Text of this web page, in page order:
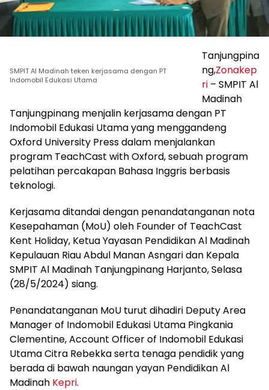
SMPIT Al Madinah teken kerjasama dengan PT
Indomobil Edukasi Utama
Tanjungpina
ng,Zonakep
ri – SMPIT Al
Madinah
Tanjungpinang menjalin kerjasama dengan PT
Indomobil Edukasi Utama yang menggandeng
Oxford University Press dalam menjalankan
program TeachCast with Oxford, sebuah program
pelatihan percakapan Bahasa Inggris berbasis
teknologi.
Kerjasama ditandai dengan penandatanganan nota
Kesepahaman (MoU) oleh Founder of TeachCast
Kent Holiday, Ketua Yayasan Pendidikan Al Madinah
Kepulauan Riau Abdul Manan Asngari dan Kepala
SMPIT Al Madinah Tanjungpinang Harjanto, Selasa
(28/5/2024) siang.
Penandatanganan MoU turut dihadiri Deputy Area
Manager of Indomobil Edukasi Utama Pingkania
Clementine, Account Officer of Indomobil Edukasi
Utama Citra Rebekka serta tenaga pendidik yang
berada di bawah naungan yayan Pendidikan Al
Madinah Kepri.